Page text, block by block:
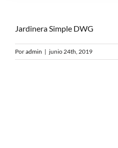
Jardinera Simple DWG
Poradmin | junio 24th, 2019